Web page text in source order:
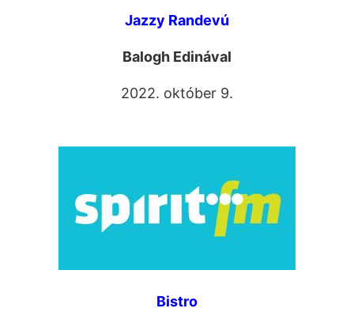
Jazzy Randevú
Balogh Edinával
2022. október 9.
Bistro